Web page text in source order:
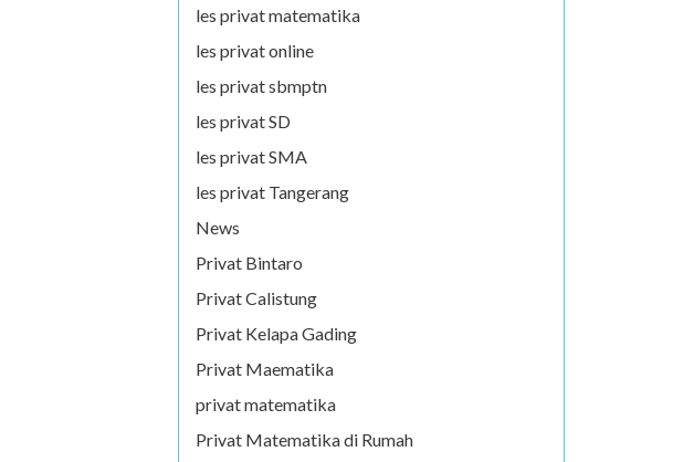
les privat matematika
les privat online
les privat sbmptn
les privat SD
les privat SMA
les privat Tangerang
News
Privat Bintaro
Privat Calistung
Privat Kelapa Gading
Privat Maematika
privat matematika
Privat Matematika di Rumah